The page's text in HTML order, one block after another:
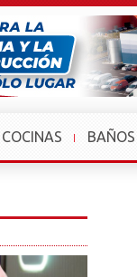
COCINAS BAÑOS